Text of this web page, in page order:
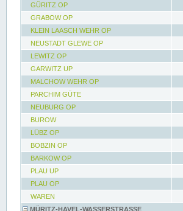
GÜRITZ OP
GRABOW OP
KLEIN LAASCH WEHR OP
NEUSTADT GLEWE OP
LEWITZ OP
GARWITZ UP
MALCHOW WEHR OP
PARCHIM GÜTE
NEUBURG OP
BUROW
LÜBZ OP
BOBZIN OP
BARKOW OP
PLAU UP
PLAU OP
WAREN
MÜRITZ-HAVEL-WASSERSTRASSE